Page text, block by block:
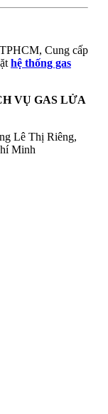
Cung cấp
hệ thống gas
VỤ GAS LỬA
Lê Thị Riêng,
Minh